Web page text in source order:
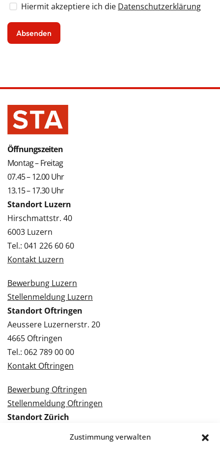
Zustimmung verwalten
Hiermit akzeptiere ich die Datenschutzerklärung
Öffnungszeiten
Montag – Freitag
07.45 – 12.00 Uhr
13.15 – 17.30 Uhr
Standort Luzern
Hirschmattstr. 40
6003 Luzern
Tel.: 041 226 60 60
Kontakt Luzern
Bewerbung Luzern
Stellenmeldung Luzern
Standort Oftringen
Aeussere Luzernerstr. 20
4665 Oftringen
Tel.: 062 789 00 00
Kontakt Oftringen
Bewerbung Oftringen
Stellenmeldung Oftringen
Standort Zürich